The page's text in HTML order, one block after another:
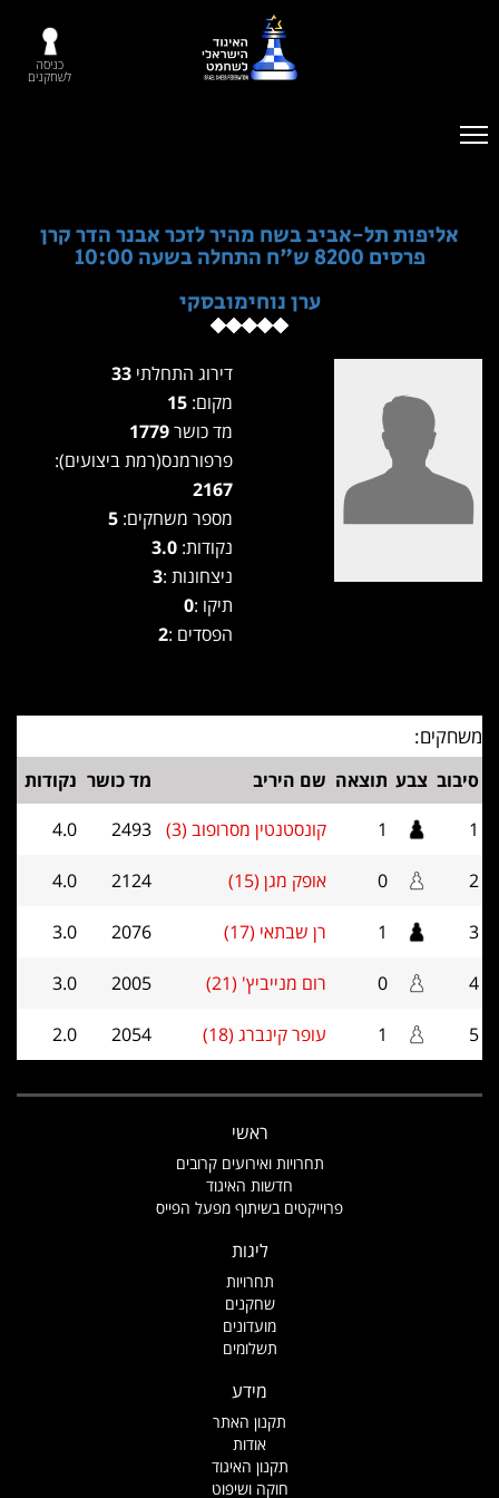
כניסה
לשחקנים
אליפות תל-אביב בשח מהיר לזכר אבנר הדר קרן
פרסים 8200 ש"ח התחלה בשעה 10:00
ערן נוחימובסקי
דירוג התחלתי
מקום:
מד כושר
פרפורמנס(רמת ביצועים):
2167
מספר משחקים:
נקודות: 3.0
ניצחונות :3
תיקו :0
הפסדים :2
משחקים:
סיבוב צבע תוצאה שם היריב מד כושר נקודות
1
1 קונסטנטין מסרופוב (3) 2493
4.0
2
0 אופק מגן (15) 2124
4.0
3
1 רן שבתאי (17) 2076
3.0
4
0 רום מנייביץ' (21) 2005
3.0
5
1 עופר קינברג (18) 2054
2.0
ראשי
תחרויות ואירועים קרובים
חדשות האיגוד
פרוייקטים בשיתוף מפעל הפייס
ליגות
תחרויות
שחקנים
מועדונים
תשלומים
מידע
תקנון האתר
אודות
תקנון האיגוד
חוקה ושיפוט